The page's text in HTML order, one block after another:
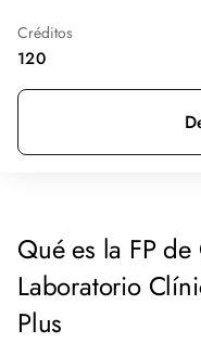
Créditos
120
Qué es la FP
Laboratorio
Plus